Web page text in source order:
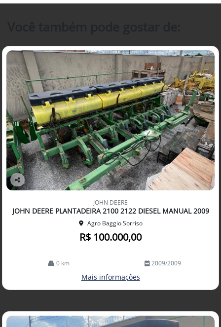
Co
arti
lhe
JOHN DEERE
JOHN DEERE PLANTADEIRA 2100 2122 DIESEL MANUAL 2009
Agro Baggio Sorriso
R$ 100.000,00
0 km 2009/2009
Mais informações